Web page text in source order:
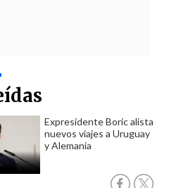
Expresidente Boric alista
nuevos viajes a Uruguay
y Alemania